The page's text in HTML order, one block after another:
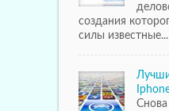
создания
силы известные...